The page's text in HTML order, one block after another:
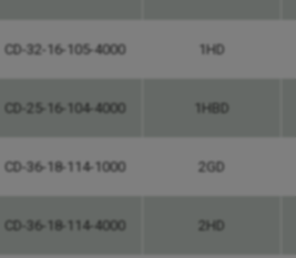
CD-32-16-105-4000 1HD
CD-25-16-104-4000 1HBD
CD-36-18-114-1000 2GD
CD-36-18-114-4000 2HD